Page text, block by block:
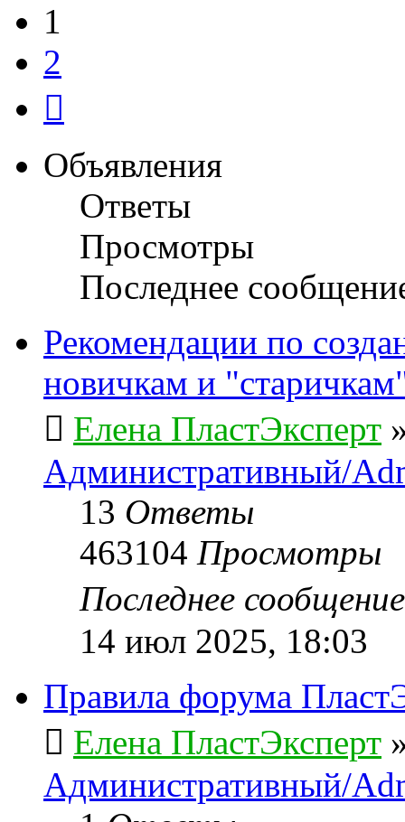
1
2
Объявления
Ответы
Просмотры
Последнее
Рекомендации по
новичкам и
Елена ПластЭксперт
Административный/
13 Ответы
463104 Просмотры
Последнее
14 июл 2025, 18:03
Правила форума
Елена ПластЭксперт
Административный/